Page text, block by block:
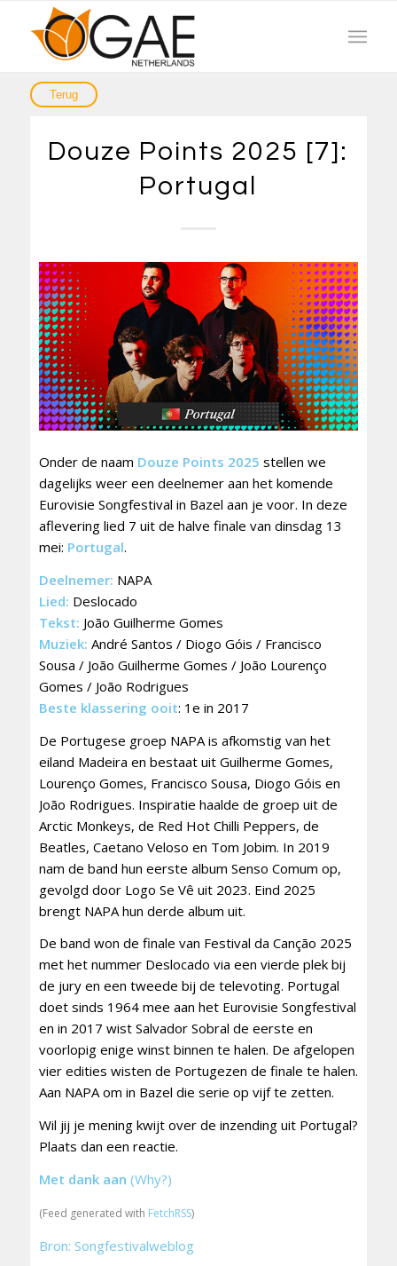
Douze Points 2025 [7]:
Portugal
Onder de naam Douze Points 2025 stellen we
dagelijks weer een deelnemer aan het komende
Eurovisie Songfestival in Bazel aan je voor. In deze
aflevering lied 7 uit de halve finale van dinsdag 13
mei: Portugal.
Deelnemer: NAPA
Lied: Deslocado
Tekst: João Guilherme Gomes
Muziek: André Santos / Diogo Góis / Francisco
Sousa / João Guilherme Gomes / João Lourenço
Gomes / João Rodrigues
Beste klassering ooit: 1e in 2017
De Portugese groep NAPA is afkomstig van het
eiland Madeira en bestaat uit Guilherme Gomes,
Lourenço Gomes, Francisco Sousa, Diogo Góis en
João Rodrigues. Inspiratie haalde de groep uit de
Arctic Monkeys, de Red Hot Chilli Peppers, de
Beatles, Caetano Veloso en Tom Jobim. In 2019
nam de band hun eerste album Senso Comum op,
gevolgd door Logo Se Vê uit 2023. Eind 2025
brengt NAPA hun derde album uit.
De band won de finale van Festival da Canção 2025
met het nummer Deslocado via een vierde plek bij
de jury en een tweede bij de televoting. Portugal
doet sinds 1964 mee aan het Eurovisie Songfestival
en in 2017 wist Salvador Sobral de eerste en
voorlopig enige winst binnen te halen. De afgelopen
vier edities wisten de Portugezen de finale te halen.
Aan NAPA om in Bazel die serie op vijf te zetten.
Wil jij je mening kwijt over de inzending uit Portugal?
Plaats dan een reactie.
Met dank aan (Why?)
(Feed generated with FetchRSS)
Bron: Songfestivalweblog